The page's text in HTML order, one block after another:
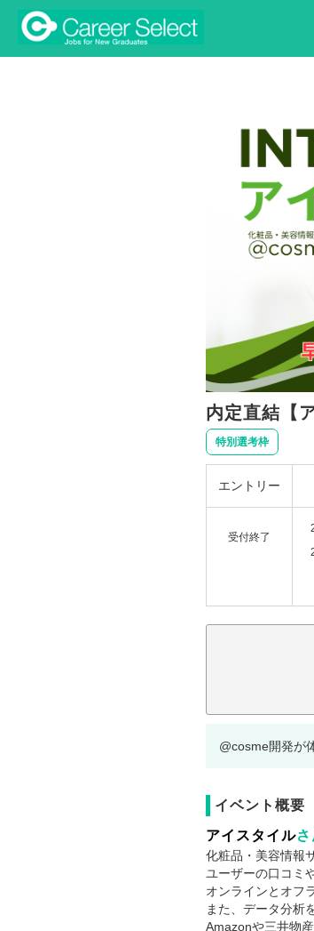
内定直結【
特別選考枠
エントリー
受付終了
注意事項：
@cosme開発が
イベント概要
アイスタイル
化粧品・美容情報
ユーザーの口コミ
オンラインとオフ
また、データ分析
Amazonや三井物